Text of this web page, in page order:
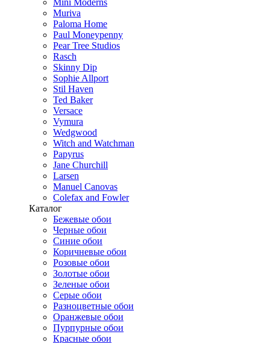
Mini Moderns
Muriva
Paloma Home
Paul Moneypenny
Pear Tree Studios
Rasch
Skinny Dip
Sophie Allport
Stil Haven
Ted Baker
Versace
Vymura
Wedgwood
Witch and Watchman
Papyrus
Jane Churchill
Larsen
Manuel Canovas
Colefax and Fowler
Каталог
Бежевые обои
Черные обои
Синие обои
Коричневые обои
Розовые обои
Золотые обои
Зеленые обои
Серые обои
Разноцветные обои
Оранжевые обои
Пурпурные обои
Красные обои